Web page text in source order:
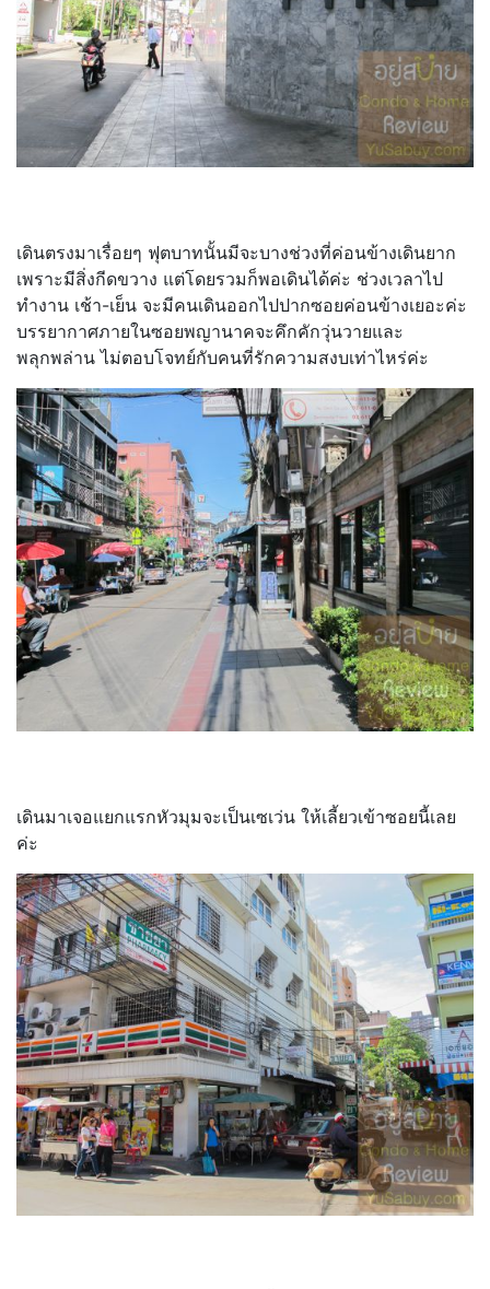
เดินตรงมาเรื่อยๆ ฟุตบาทนั้นมีจะบางช่วงที่ค่อนข้างเดินยาก
เพราะมีสิ่งกีดขวาง แต่โดยรวมก็พอเดินได้ค่ะ ช่วงเวลาไป
ทำงาน เช้า-เย็น จะมีคนเดินออกไปปากซอยค่อนข้างเยอะค่ะ
บรรยากาศภายในซอยพญานาคจะคึกคักวุ่นวายและ
พลุกพล่าน ไม่ตอบโจทย์กับคนที่รักความสงบเท่าไหร่ค่ะ
เดินมาเจอแยกแรกหัวมุมจะเป็นเซเว่น ให้เลี้ยวเข้าซอยนี้เลย
ค่ะ